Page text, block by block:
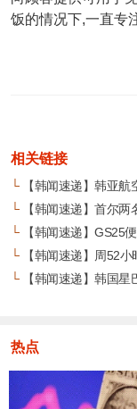
饭的情况下,一直专
相关链接
└【韩闻速递】韩亚航
└【韩闻速递】首尔两
└【韩闻速递】GS25
└【韩闻速递】周52小
└【韩闻速递】韩国星
热点